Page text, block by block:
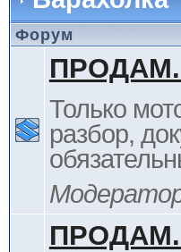
Форум
ПРОДАМ.
Только
разбор,
ПРОДАМ.